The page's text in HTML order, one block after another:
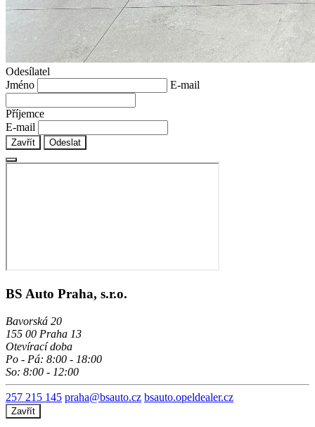
Odesílatel
Jméno
E-mail
Příjemce
E-mail
Zavřít Odeslat
BS Auto Praha, s.r.o.
Bavorská 20
155 00 Praha 13
Otevírací doba
Po - Pá: 8:00 - 18:00
So: 8:00 - 12:00
257 215 145 praha@bsauto.cz bsauto.opeldealer.cz
Zavřít